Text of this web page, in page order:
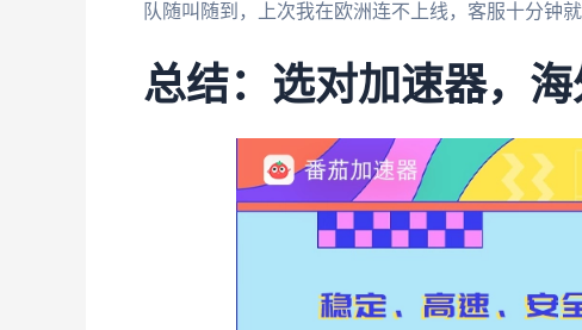
队随叫随到，上次我在欧洲连不上线，客服十分钟就
总结：选对加速器，